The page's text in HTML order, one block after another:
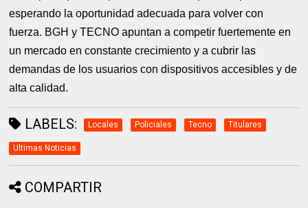
esperando la oportunidad adecuada para volver con
fuerza. BGH y TECNO apuntan a competir fuertemente en
un mercado en constante crecimiento y a cubrir las
demandas de los usuarios con dispositivos accesibles y de
alta calidad.
LABELS: Locales Policiales Tecno Titulares
Ultimas Noticias
COMPARTIR